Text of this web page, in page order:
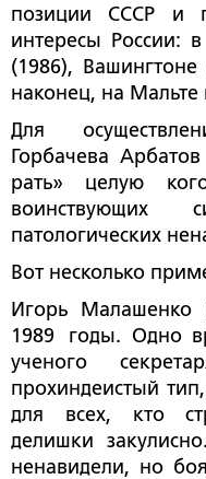
позиции СССР и
интересы России:
(1986),
наконец, на Мальте
Для
Горбачева
рать» целую
воинствующих
патологических
Вот несколько
Игорь
1989 годы. Одно
ученого
прохиндеистый
для всех, кто
делишки
ненавидели, но